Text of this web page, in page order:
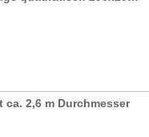
ca. 2,6 m Durchmesser